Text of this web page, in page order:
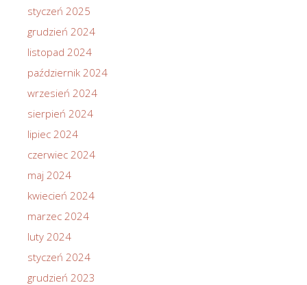
styczeń 2025
grudzień 2024
listopad 2024
październik 2024
wrzesień 2024
sierpień 2024
lipiec 2024
czerwiec 2024
maj 2024
kwiecień 2024
marzec 2024
luty 2024
styczeń 2024
grudzień 2023